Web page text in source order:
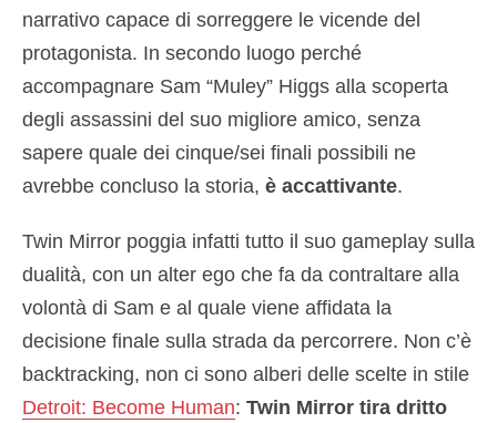
narrativo capace di sorreggere le vicende del
protagonista. In secondo luogo perché
accompagnare Sam “Muley” Higgs alla scoperta
degli assassini del suo migliore amico, senza
sapere quale dei cinque/sei finali possibili ne
avrebbe concluso la storia, è accattivante.
Twin Mirror poggia infatti tutto il suo gameplay sulla
dualità, con un alter ego che fa da contraltare alla
volontà di Sam e al quale viene affidata la
decisione finale sulla strada da percorrere. Non c’è
backtracking, non ci sono alberi delle scelte in stile
Detroit: Become Human: Twin Mirror tira dritto